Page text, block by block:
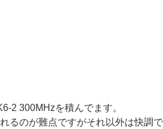
2 300MHzを積んでます。
るのが難点ですがそれ以外は快調で